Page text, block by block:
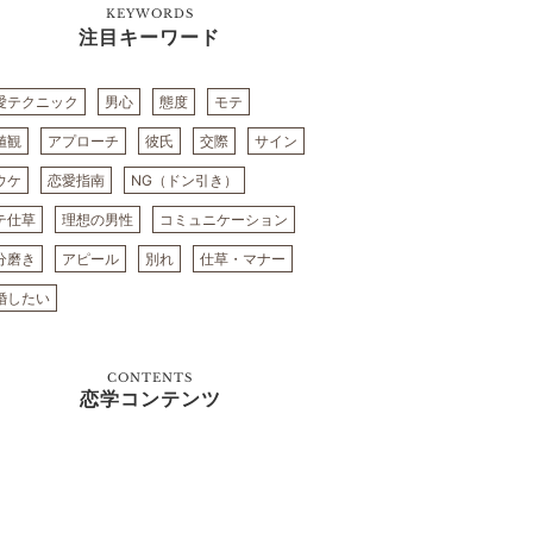
KEYWORDS
注目キーワード
テクニック 男心 態度 モテ
観 アプローチ 彼氏 交際 サイン
ケ 恋愛指南 NG（ドン引き）
仕草 理想の男性 コミュニケーション
磨き アピール 別れ 仕草・マナー
したい
CONTENTS
恋学コンテンツ